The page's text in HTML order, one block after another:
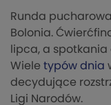
Runda
Bolonia.
lipca, a
Wiele typów dnia
decydujące
Ligi Narodów.